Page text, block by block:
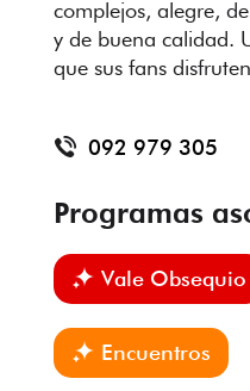
complejos, alegre,
y de buena calidad.
que sus fans
092 979 305
Programas
Vale Obsequio
Encuentros